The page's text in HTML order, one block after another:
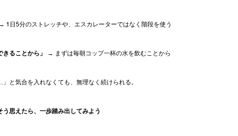
→ 1日5分のストレッチや、エスカレーターではなく階段を使う
きることから」 → まずは毎朝コップ一杯の水を飲むことから
と気合を入れなくても、無理なく続けられる。
う思えたら、一歩踏み出してみよう